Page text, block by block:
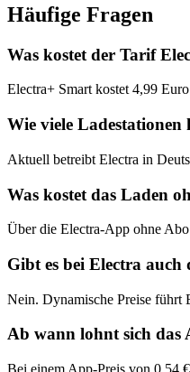
Häufige Fragen
Was kostet der Tarif
Electra+ Smart kostet 4,99
Wie viele
Aktuell betreibt Electra in
Was kostet das Laden
Über die Electra-App ohne
Gibt es bei Electra auch
Nein. Dynamische Preise führt
Ab wann lohnt sich das